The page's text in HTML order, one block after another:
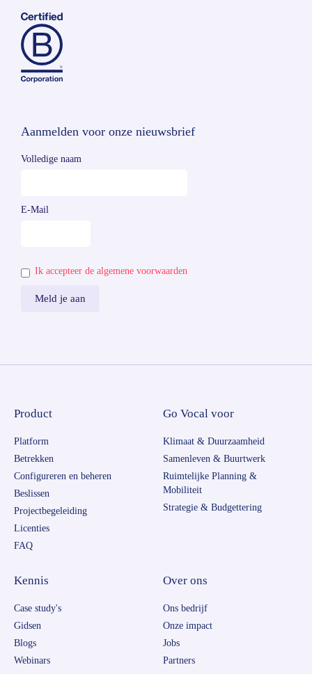
Aanmelden voor onze nieuwsbrief
Volledige naam
E-Mail
Ik accepteer de algemene voorwaarden
Product
Platform
Betrekken
Configureren en beheren
Beslissen
Projectbegeleiding
Licenties
FAQ
Go Vocal voor
Klimaat & Duurzaamheid
Samenleven & Buurtwerk
Ruimtelijke Planning &
Mobiliteit
Strategie & Budgettering
Kennis
Case study's
Gidsen
Blogs
Webinars
Over ons
Ons bedrijf
Onze impact
Jobs
Partners